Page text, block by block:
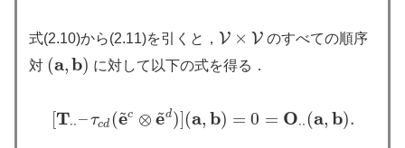
式(2.10)から(2.11)を引くと， V × V
V× V
のすべての順序
対 (a,b)
(a,b ) に対して以下の式を得る．
[T⋅⋅–τcd (e
~c ⊗ e
~d)](a, b) = 0 = O⋅⋅(a, b).
[T⋅⋅–τcd(e ~c⊗e ~d)] (a,b )= 0= O⋅⋅ (a,b).